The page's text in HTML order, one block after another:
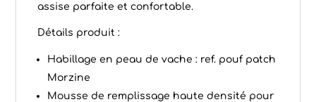
assise parfaite et confortable.
Détails produit :
Habillage en peau de vache : ref. pouf patch
Morzine
Mousse de remplissage haute densité pour